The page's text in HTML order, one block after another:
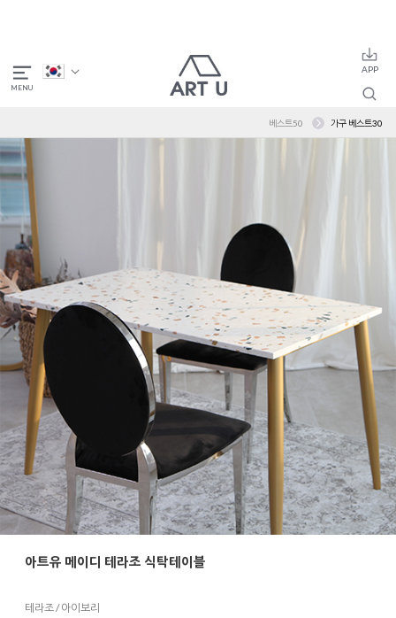
베스트50 가구 베스트30
아트유 메이디 테라조 식탁테이블
테라조 / 아이보리